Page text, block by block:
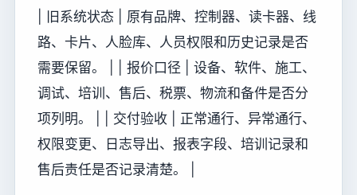
| 旧系统状态 | 原有品牌、控制器、读卡器、线
路、卡片、人脸库、人员权限和历史记录是否
需要保留。 | | 报价口径 | 设备、软件、施工、
调试、培训、售后、税票、物流和备件是否分
项列明。 | | 交付验收 | 正常通行、异常通行、
权限变更、日志导出、报表字段、培训记录和
售后责任是否记录清楚。 |